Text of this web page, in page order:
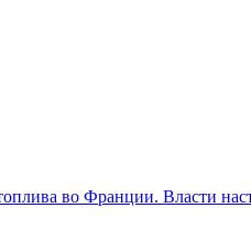
во Франции. Власти